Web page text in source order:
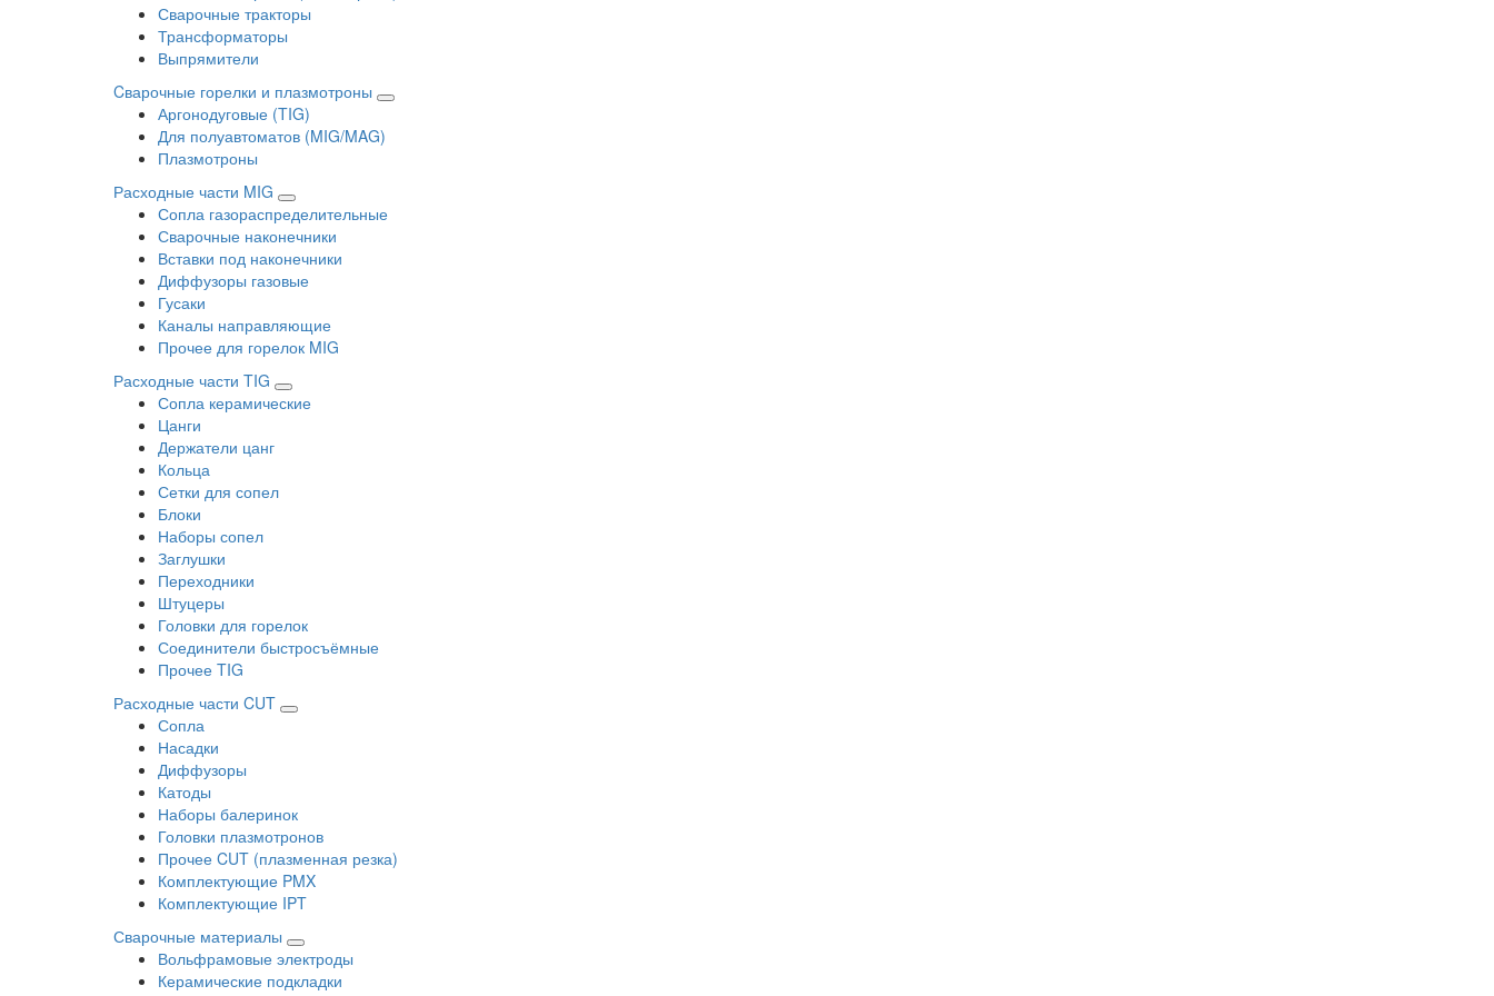
Сварочные тракторы
Трансформаторы
Выпрямители
Cварочные горелки и плазмотроны
Аргонодуговые (TIG)
Для полуавтоматов (MIG/MAG)
Плазмотроны
Расходные части MIG
Сопла газораспределительные
Сварочные наконечники
Вставки под наконечники
Диффузоры газовые
Гусаки
Каналы направляющие
Прочее для горелок MIG
Расходные части TIG
Сопла керамические
Цанги
Держатели цанг
Кольца
Сетки для сопел
Блоки
Наборы сопел
Заглушки
Переходники
Штуцеры
Головки для горелок
Соединители быстросъёмные
Прочее TIG
Расходные части CUT
Сопла
Насадки
Диффузоры
Катоды
Наборы балеринок
Головки плазмотронов
Прочее CUT (плазменная резка)
Комплектующие PMX
Комплектующие IPT
Сварочные материалы
Вольфрамовые электроды
Керамические подкладки